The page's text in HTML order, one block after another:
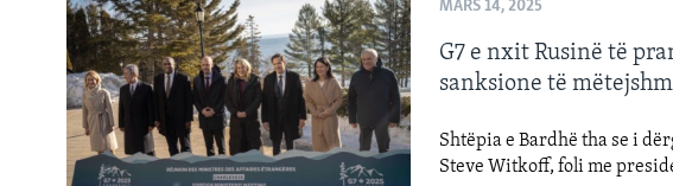
DITARI
MARS 14, 2025
G7 e nxit Rusinë të
sanksione të
Shtëpia e Bardhë tha se i
Steve Witkoff, foli me